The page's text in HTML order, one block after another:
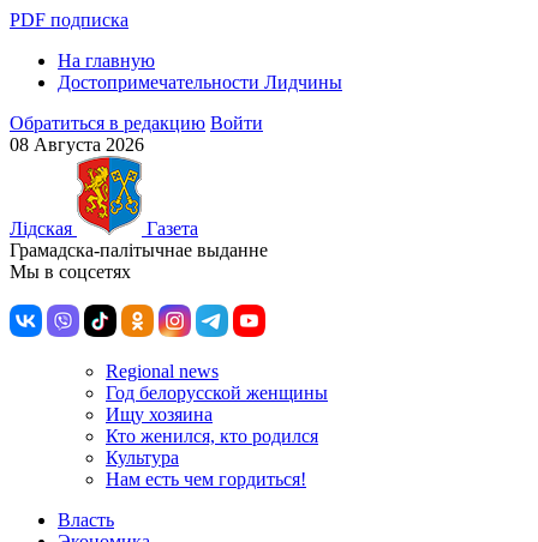
PDF подписка
На главную
Достопримечательности Лидчины
Обратиться в редакцию Войти
08 Августа 2026
Лiдская
Газета
Грамадска-палiтычнае выданне
Мы в соцсетях
Regional news
Год белорусской женщины
Ищу хозяина
Кто женился, кто родился
Культура
Нам есть чем гордиться!
Власть